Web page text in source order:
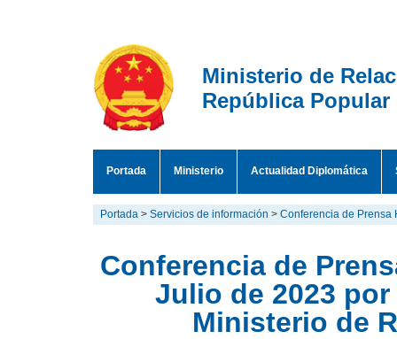
Ministerio de
República Popular
Portada Ministerio Actualidad Diplomática
Portada > Servicios de información > Conferencia de Prensa
Conferencia de
Julio de 2023
Ministerio de